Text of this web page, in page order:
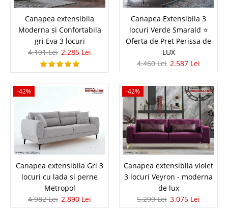
7.888 Lei
Pret Redus 4.350 Lei
In Stoc
Canapea crem catifea Chester living
Modern Dolce de Lux 3 Locuri
Canapea extensibila
Moderna si Confortabila
gri Eva 3 locuri
4.191 Lei 2.285 Lei
Canapea Extensibila 3
locuri Verde Smarald ⭐
Oferta de Pret Perissa de
LUX
4.460 Lei 2.587 Lei
-42%
Canapea extensibila Gri 3
locuri cu lada si perne
Metropol
4.982 Lei 2.890 Lei
-42%
Canapea extensibila violet
3 locuri Veyron - moderna
de lux
5.299 Lei 3.075 Lei